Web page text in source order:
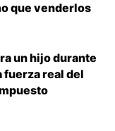
que venderlos
un hijo durante
fuerza real del